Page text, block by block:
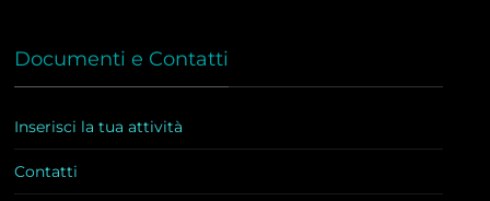
Documenti e Contatti
Inserisci la tua attività
Contatti